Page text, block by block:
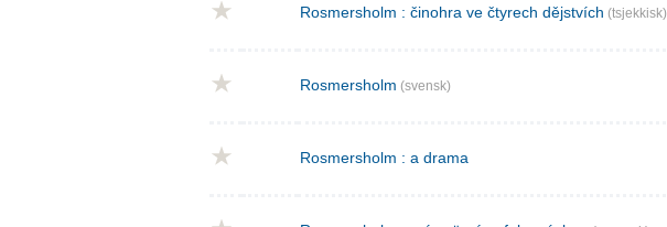
Rosmersholm : činohra ve čtyrech dějstvích (tsjekkisk)
Rosmersholm (svensk)
Rosmersholm : a drama